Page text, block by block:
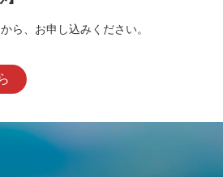
ら、お申し込みください。